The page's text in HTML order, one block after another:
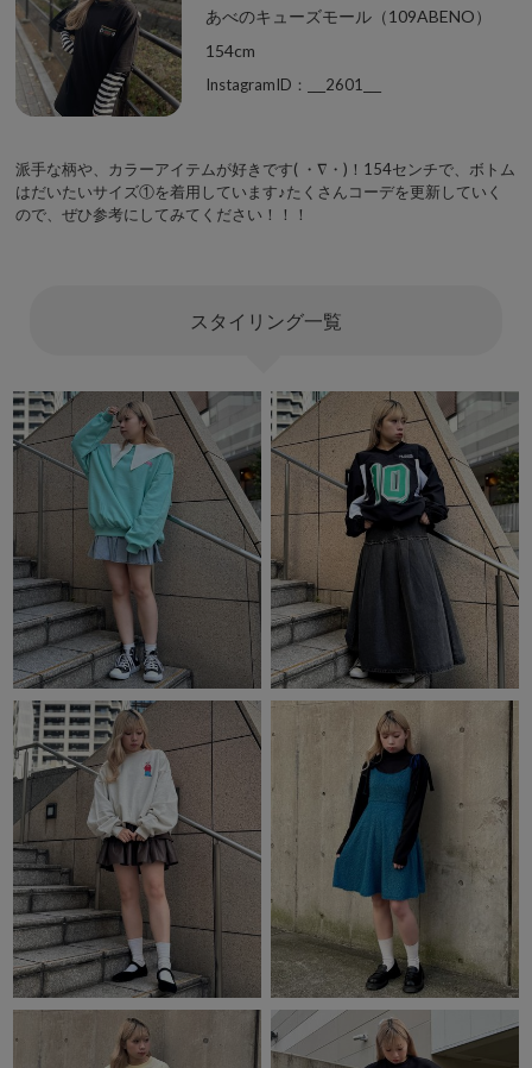
あべのキューズモール（109ABENO）
154cm
InstagramID：___2601___
派手な柄や、カラーアイテムが好きです( ・∇・)！154センチで、ボトム
はだいたいサイズ①を着用しています♪たくさんコーデを更新していく
ので、ぜひ参考にしてみてください！！！
スタイリング一覧